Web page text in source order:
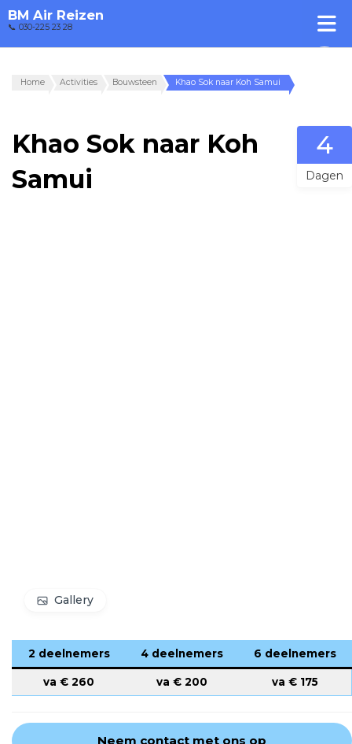
BM Air Reizen
📞 030-225 23 28
Home Activities Bouwsteen Khao Sok naar Koh Samui
Khao Sok naar Koh
Samui
4
Dagen
Gallery
2 deelnemers 4 deelnemers 6 deelnemers
va € 260 va € 200 va € 175
Neem contact met ons op